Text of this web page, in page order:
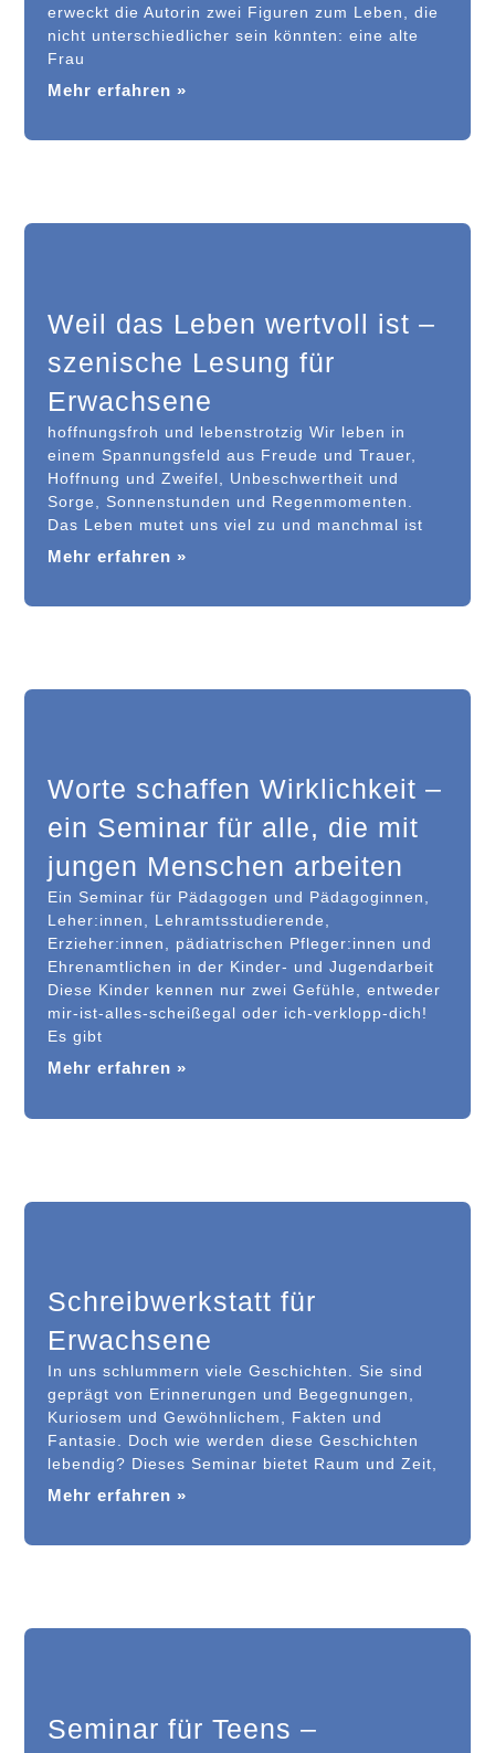
erweckt die Autorin zwei Figuren zum Leben, die
nicht unterschiedlicher sein könnten: eine alte
Frau
Mehr erfahren »
Weil das Leben wertvoll ist –
szenische Lesung für
Erwachsene
hoffnungsfroh und lebenstrotzig Wir leben in
einem Spannungsfeld aus Freude und Trauer,
Hoffnung und Zweifel, Unbeschwertheit und
Sorge, Sonnenstunden und Regenmomenten.
Das Leben mutet uns viel zu und manchmal ist
Mehr erfahren »
Worte schaffen Wirklichkeit –
ein Seminar für alle, die mit
jungen Menschen arbeiten
Ein Seminar für Pädagogen und Pädagoginnen,
Leher:innen, Lehramtsstudierende,
Erzieher:innen, pädiatrischen Pfleger:innen und
Ehrenamtlichen in der Kinder- und Jugendarbeit
Diese Kinder kennen nur zwei Gefühle, entweder
mir-ist-alles-scheißegal oder ich-verklopp-dich!
Es gibt
Mehr erfahren »
Schreibwerkstatt für
Erwachsene
In uns schlummern viele Geschichten. Sie sind
geprägt von Erinnerungen und Begegnungen,
Kuriosem und Gewöhnlichem, Fakten und
Fantasie. Doch wie werden diese Geschichten
lebendig? Dieses Seminar bietet Raum und Zeit,
Mehr erfahren »
Seminar für Teens –